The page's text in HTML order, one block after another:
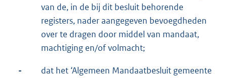
van de, in de bij dit besluit behorende
registers, nader aangegeven bevoegdheden
over te dragen door middel van mandaat,
machtiging en/of volmacht;
-
dat het ‘Algemeen Mandaatbesluit gemeente